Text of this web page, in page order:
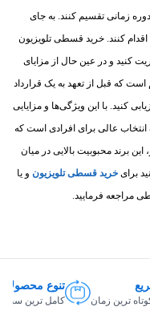
زمانی تقسیم کنند. به جای
کنند. خرید قسطی تلویزیون
کنید و در عین حال از مزایای
که قبل از تعهد به یک قرارداد
کنید. با این ویژگی‌ها و مزایایی
عالی برای افرادی است که
برند محبوبیت بالایی در میان
برای خرید قسطی تلویزیون و یا
مراجعه فرمایید.
ترین زمان
تنوع
کامل ترین سبد